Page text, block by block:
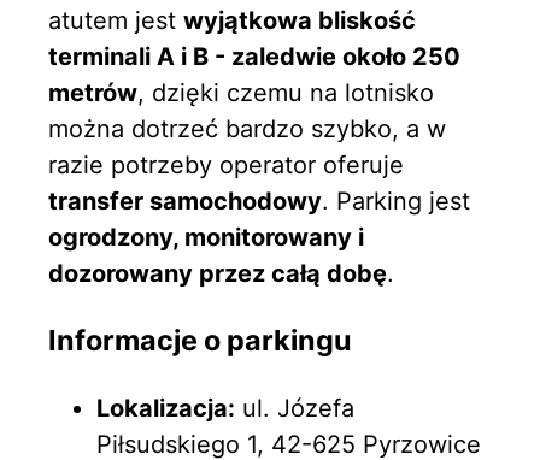
atutem jest wyjątkowa bliskość
terminali A i B - zaledwie około 250
metrów, dzięki czemu na lotnisko
można dotrzeć bardzo szybko, a w
razie potrzeby operator oferuje
transfer samochodowy. Parking jest
ogrodzony, monitorowany i
dozorowany przez całą dobę.
Informacje o parkingu
Lokalizacja: ul. Józefa
Piłsudskiego 1, 42-625 Pyrzowice